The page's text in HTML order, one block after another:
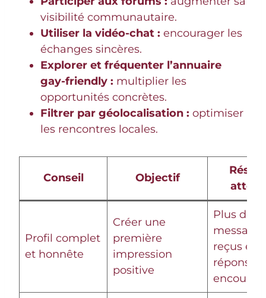
visibilité communautaire.
Utiliser la vidéo-chat : encourager les
échanges sincères.
Explorer et fréquenter l’annuaire
gay-friendly : multiplier les
opportunités concrètes.
Filtrer par géolocalisation : optimiser
les rencontres locales.
Conseil Objectif
Profil complet
et honnête
Créer une
première
impression
positive
Plus de
reçus et
réponses